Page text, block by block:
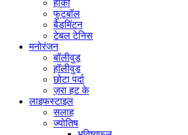
हॉकी
फुटबॉल
बैडमिंटन
टेबल टेनिस
मनोरंजन
बॉलीवुड
हॉलीवुड
छोटा पर्दा
ज़रा हट के
लाइफस्टाइल
सलाह
ज्योतिष